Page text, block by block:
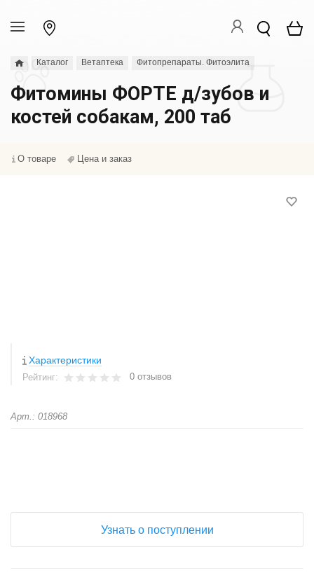
Каталог Ветаптека Фитопрепараты. Фитоэлита
Фитомины ФОРТЕ д/зубов и
костей собакам, 200 таб
О товаре Цена и заказ
Характеристики
Рейтинг: 0 отзывов
Арт.: 018968
Узнать о поступлении